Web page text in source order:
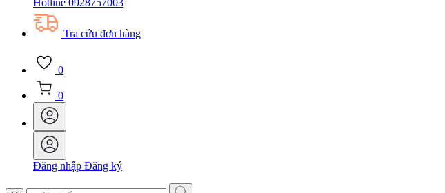
Hotline 0928757003
Tra cứu đơn hàng
0
0
Đăng nhập Đăng ký